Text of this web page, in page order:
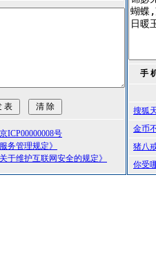
ICP00000008号
务管理规定》
于维护互联网安全的规定》
手
搜狐
金币
猪八
你受